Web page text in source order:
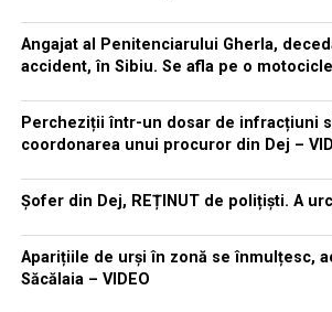
Angajat al Penitenciarului Gherla,
accident, în Sibiu. Se afla pe o
Percheziții într-un dosar de infracțiuni
coordonarea unui procuror din Dej –
Șofer din Dej, REȚINUT de polițiști. A
Aparițiile de urși în zonă se înmulțesc,
Săcălaia – VIDEO